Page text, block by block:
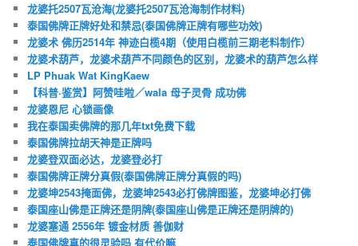
龙婆托2507瓦沧海(龙婆托2507瓦沧海制作材料)
泰国佛牌正牌好处和禁忌(泰国佛牌正牌有哪些功效)
龙婆术 佛历2514年 神迹白榄4期（使用白榄前三期老料制作）
龙婆术葫芦，龙婆术葫芦不同颜色的区别，龙婆术的葫芦怎么样
LP Phuak Wat KingKaew
【科普·鉴赏】阿赞哇啦／wala 母子灵骨 成功佛
龙婆恩尼 心锁画像
我在泰国卖佛牌的那几年txt免费下载
泰国佛牌拉胡天神是正牌吗
龙婆登双面必达，龙婆登必打
泰国佛牌正牌分真假(泰国佛牌正牌分真假的吗)
龙婆坤2543掩面佛，龙婆坤2543必打佛牌图鉴，龙婆坤必打佛
泰国座山佛是正牌还是阴牌(泰国座山佛是正牌还是阴牌的)
龙婆塞通 2556年 镀金材质 善伽财
泰国佛牌真的很灵验吗 有代价嘛